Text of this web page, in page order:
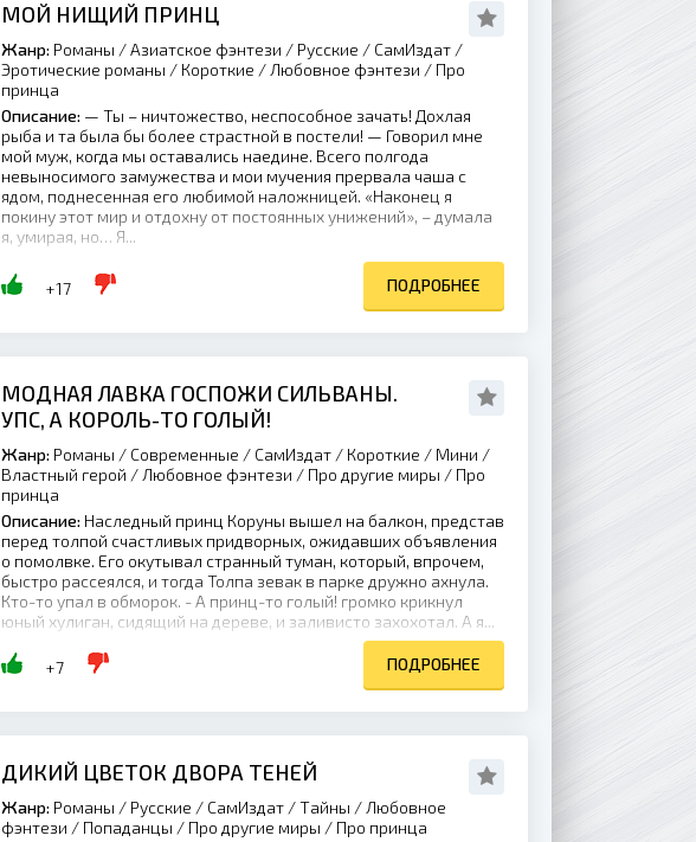
МОЙ НИЩИЙ ПРИНЦ
Жанр: Романы / Азиатское фэнтези / Русские / СамИздат /
Эротические романы / Короткие / Любовное фэнтези / Про
принца
Описание: — Ты – ничтожество, неспособное зачать! Дохлая
рыба и та была бы более страстной в постели! — Говорил мне
мой муж, когда мы оставались наедине. Всего полгода
невыносимого замужества и мои мучения прервала чаша с
ядом, поднесенная его любимой наложницей. «Наконец я
покину этот мир и отдохну от постоянных унижений», – думала
я, умирая, но… Я...
+17 ПОДРОБНЕЕ
МОДНАЯ ЛАВКА ГОСПОЖИ СИЛЬВАНЫ.
УПС, А КОРОЛЬ-ТО ГОЛЫЙ!
Жанр: Романы / Современные / СамИздат / Короткие / Мини /
Властный герой / Любовное фэнтези / Про другие миры / Про
принца
Описание: Наследный принц Коруны вышел на балкон, представ
перед толпой счастливых придворных, ожидавших объявления
о помолвке. Его окутывал странный туман, который, впрочем,
быстро рассеялся, и тогда Толпа зевак в парке дружно ахнула.
Кто-то упал в обморок. - А принц-то голый! громко крикнул
юный хулиган, сидящий на дереве, и заливисто захохотал. А я...
+7 ПОДРОБНЕЕ
ДИКИЙ ЦВЕТОК ДВОРА ТЕНЕЙ
Жанр: Романы / Русские / СамИздат / Тайны / Любовное
фэнтези / Попаданцы / Про другие миры / Про принца